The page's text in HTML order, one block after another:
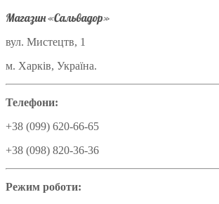
Магазин «Сальвадор»
вул. Мистецтв, 1
м. Харків, Україна.
Телефони:
+38 (099) 620-66-65
+38 (098) 820-36-36
Режим роботи: